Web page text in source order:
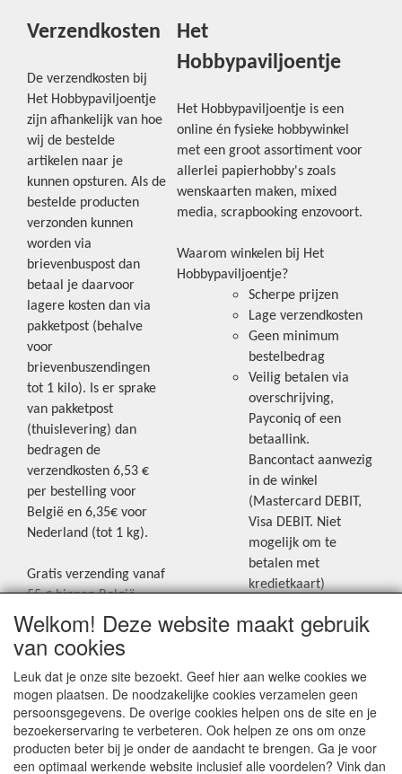
Verzendkosten
De verzendkosten bij
Het Hobbypaviljoentje
zijn afhankelijk van hoe
wij de bestelde
artikelen naar je
kunnen opsturen. Als de
bestelde producten
verzonden kunnen
worden via
brievenbuspost dan
betaal je daarvoor
lagere kosten dan via
pakketpost (behalve
voor
brievenbuszendingen
tot 1 kilo). Is er sprake
van pakketpost
(thuislevering) dan
bedragen de
verzendkosten 6,53 €
per bestelling voor
België en 6,35€ voor
Nederland (tot 1 kg).
Gratis verzending vanaf
55 € binnen België.
Gratis verzending vanaf
65 € naar Nederland.
Levering andere
landen: geen gratis
verzending, portkosten
worden aangerekend.
Zie voor een overzicht
Het
Hobbypaviljoentje
Het Hobbypaviljoentje is een
online én fysieke hobbywinkel
met een groot assortiment voor
allerlei papierhobby's zoals
wenskaarten maken, mixed
media, scrapbooking enzovoort.
Waarom winkelen bij Het
Hobbypaviljoentje?
Scherpe prijzen
Lage verzendkosten
Geen minimum
bestelbedrag
Veilig betalen via
overschrijving,
Payconiq of een
betaallink.
Bancontact aanwezig
in de winkel
(Mastercard DEBIT,
Visa DEBIT. Niet
mogelijk om te
betalen met
kredietkaart)
Blijf op de hoogte van de laatste
onze Facebookpagina.
Welkom! Deze website maakt gebruik
van cookies
Leuk dat je onze site bezoekt. Geef hier aan welke cookies we
mogen plaatsen. De noodzakelijke cookies verzamelen geen
persoonsgegevens. De overige cookies helpen ons de site en je
bezoekerservaring te verbeteren. Ook helpen ze ons om onze
producten beter bij je onder de aandacht te brengen. Ga je voor
een optimaal werkende website inclusief alle voordelen? Vink dan